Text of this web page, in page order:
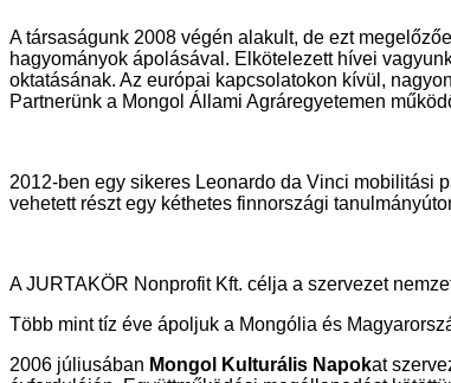
A társaságunk 2008 végén alakult, de ezt
hagyományok ápolásával. Elkötelezett hívei
oktatásának. Az európai kapcsolatokon kívül,
Partnerünk a Mongol Állami Agráregyetemen
2012-ben egy sikeres Leonardo da Vinci mobilitási
vehetett részt egy kéthetes finnországi
A JURTAKÖR Nonprofit Kft. célja a szervezet
Több mint tíz éve ápoljuk a Mongólia és
2006 júliusában Mongol Kulturális Napokat